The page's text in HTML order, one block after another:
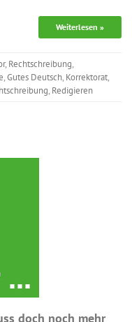
Weiterlesen »
, Rechtschreibung,
,Gutes Deutsch, Korrektorat,
, Redigieren
doch noch mehr